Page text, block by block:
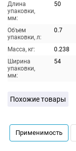
Длина
упаковки,
мм:
50
Объем
упаковки, л:
0.7
Масса, кг:
0.238
Ширина
упаковки,
мм:
54
Похожие товары
Применимость